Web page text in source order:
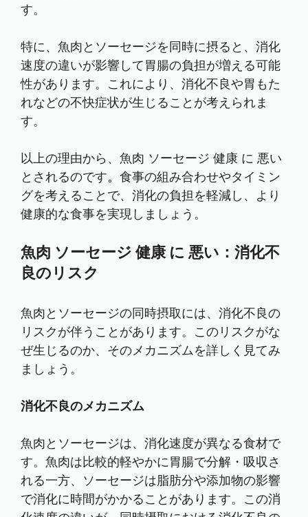
す。
特に、魚肉とソーセージを同時に摂ると、消化
速度の違いが影響して胃腸の負担が増える可能
性があります。これにより、消化不良や胃もた
れなどの不快症状が生じることが考えられま
す。
以上の理由から、魚肉 ソーセージ 健康 に 悪い
とされるのです。食事の組み合わせやタイミン
グを考えることで、消化の負担を軽減し、より
健康的な食事を実現しましょう。
魚肉 ソーセージ 健康 に 悪い：消化不
良のリスク
魚肉とソーセージの同時摂取には、消化不良の
リスクが伴うことがあります。このリスクがな
ぜ生じるのか、そのメカニズムを詳しく見てみ
ましょう。
消化不良のメカニズム
魚肉とソーセージは、消化速度が異なる食材で
す。魚肉は比較的軽やかに胃腸で分解・吸収さ
れる一方、ソーセージは脂肪分や添加物の影響
で消化に時間がかかることがあります。この消